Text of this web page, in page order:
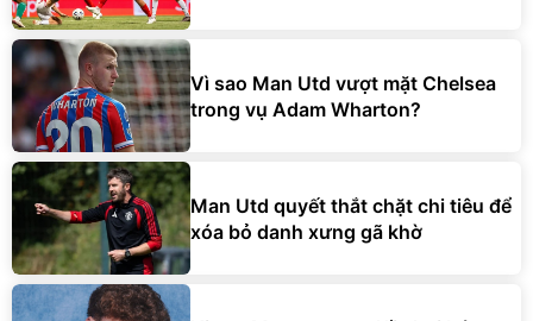
Vì sao Man Utd vượt mặt Chelsea
trong vụ Adam Wharton?
Man Utd quyết thắt chặt chi tiêu để
xóa bỏ danh xưng gã khờ